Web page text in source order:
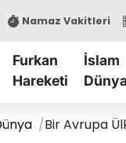
Namaz Vakitleri
Furkan
Hareketi
İslam
Bir Avrupa